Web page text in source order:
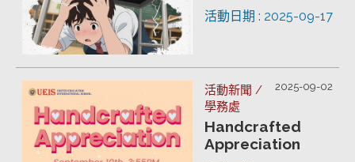
活動日期 : 2025-09-17
2025-09-02
活動新聞 /
學務處
Handcrafted
Appreciation